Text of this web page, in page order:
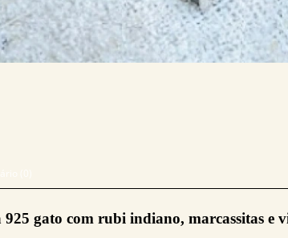
925 gato com rubi indiano, marcassitas e